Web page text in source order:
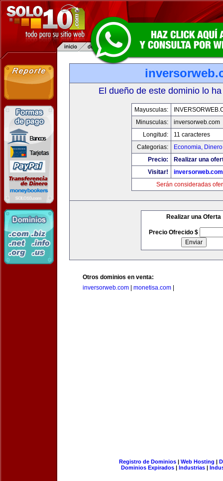
El dueño de este dominio lo
Mayusculas:
Minusculas:
inversorweb.com
Longitud:
11 caracteres
Categorias:
Economia,
Precio:
Realizar una
Visitar!
inversorweb.com
Serán consideradas
Realizar una Oferta
Precio Ofrecido $
Otros dominios en venta:
inversorweb.com
monetisa.com
Registro de Dominios| Web Hosting |
Dominios Expirados | Industrias |